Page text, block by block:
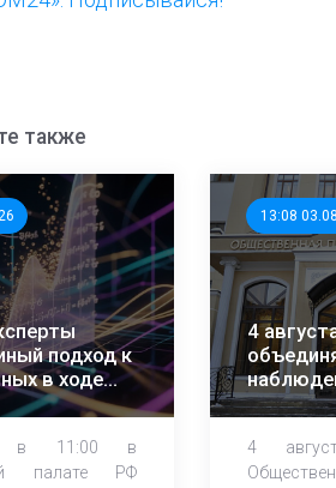
также
подход к
в ходе
в 11:00 в
палате РФ
13:08
4
4